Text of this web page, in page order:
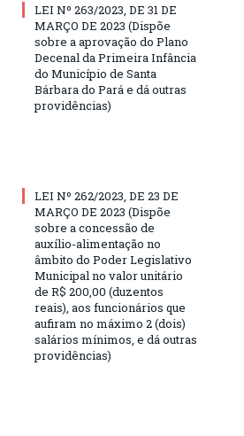
LEI Nº 263/2023, DE 31 DE
MARÇO DE 2023 (Dispõe
sobre a aprovação do Plano
Decenal da Primeira Infância
do Município de Santa
Bárbara do Pará e dá outras
providências)
LEI Nº 262/2023, DE 23 DE
MARÇO DE 2023 (Dispõe
sobre a concessão de
auxílio-alimentação no
âmbito do Poder Legislativo
Municipal no valor unitário
de R$ 200,00 (duzentos
reais), aos funcionários que
aufiram no máximo 2 (dois)
salários mínimos, e dá outras
providências)